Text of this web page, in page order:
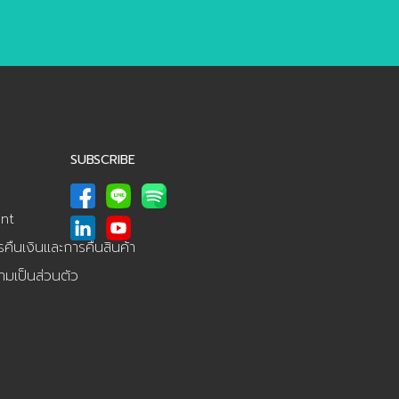
คืนเงินและการคืนสินค้า
มเป็นส่วนตัว
SUBSCRIBE